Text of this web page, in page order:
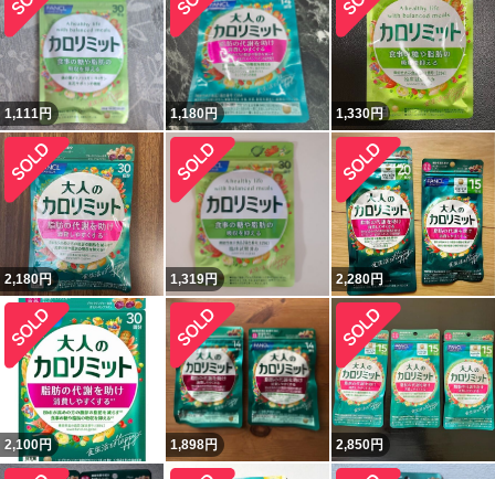
1,111円 1,180円 1,330円
2,180円 1,319円 2,280円
2,100円 1,898円 2,850円